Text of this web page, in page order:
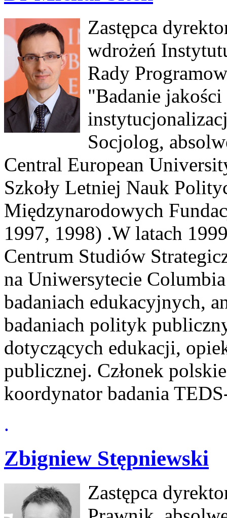
Zastępca
wdrożeń
Rady
"Badanie
Socjolog,
Central European
Szkoły Letniej Nauk
Międzynarodowych
1997, 1998) .W latach
Centrum Studiów
na Uniwersytecie
badaniach edukacyjnych,
badaniach polityk
dotyczących edukacji,
publicznej. Członek
koordynator badania
.
Zbigniew Stępniewski
Zastępca